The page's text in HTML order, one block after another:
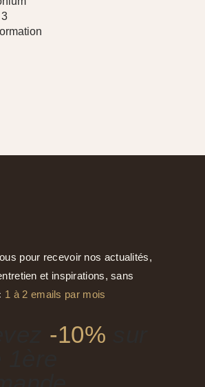
pour recevoir nos actualités,
et inspirations, sans
1 à 2 emails par mois
-10%